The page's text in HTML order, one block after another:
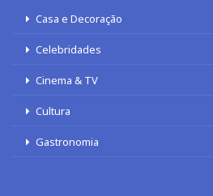
Casa e Decoração
Celebridades
Cinema & TV
Cultura
Gastronomia